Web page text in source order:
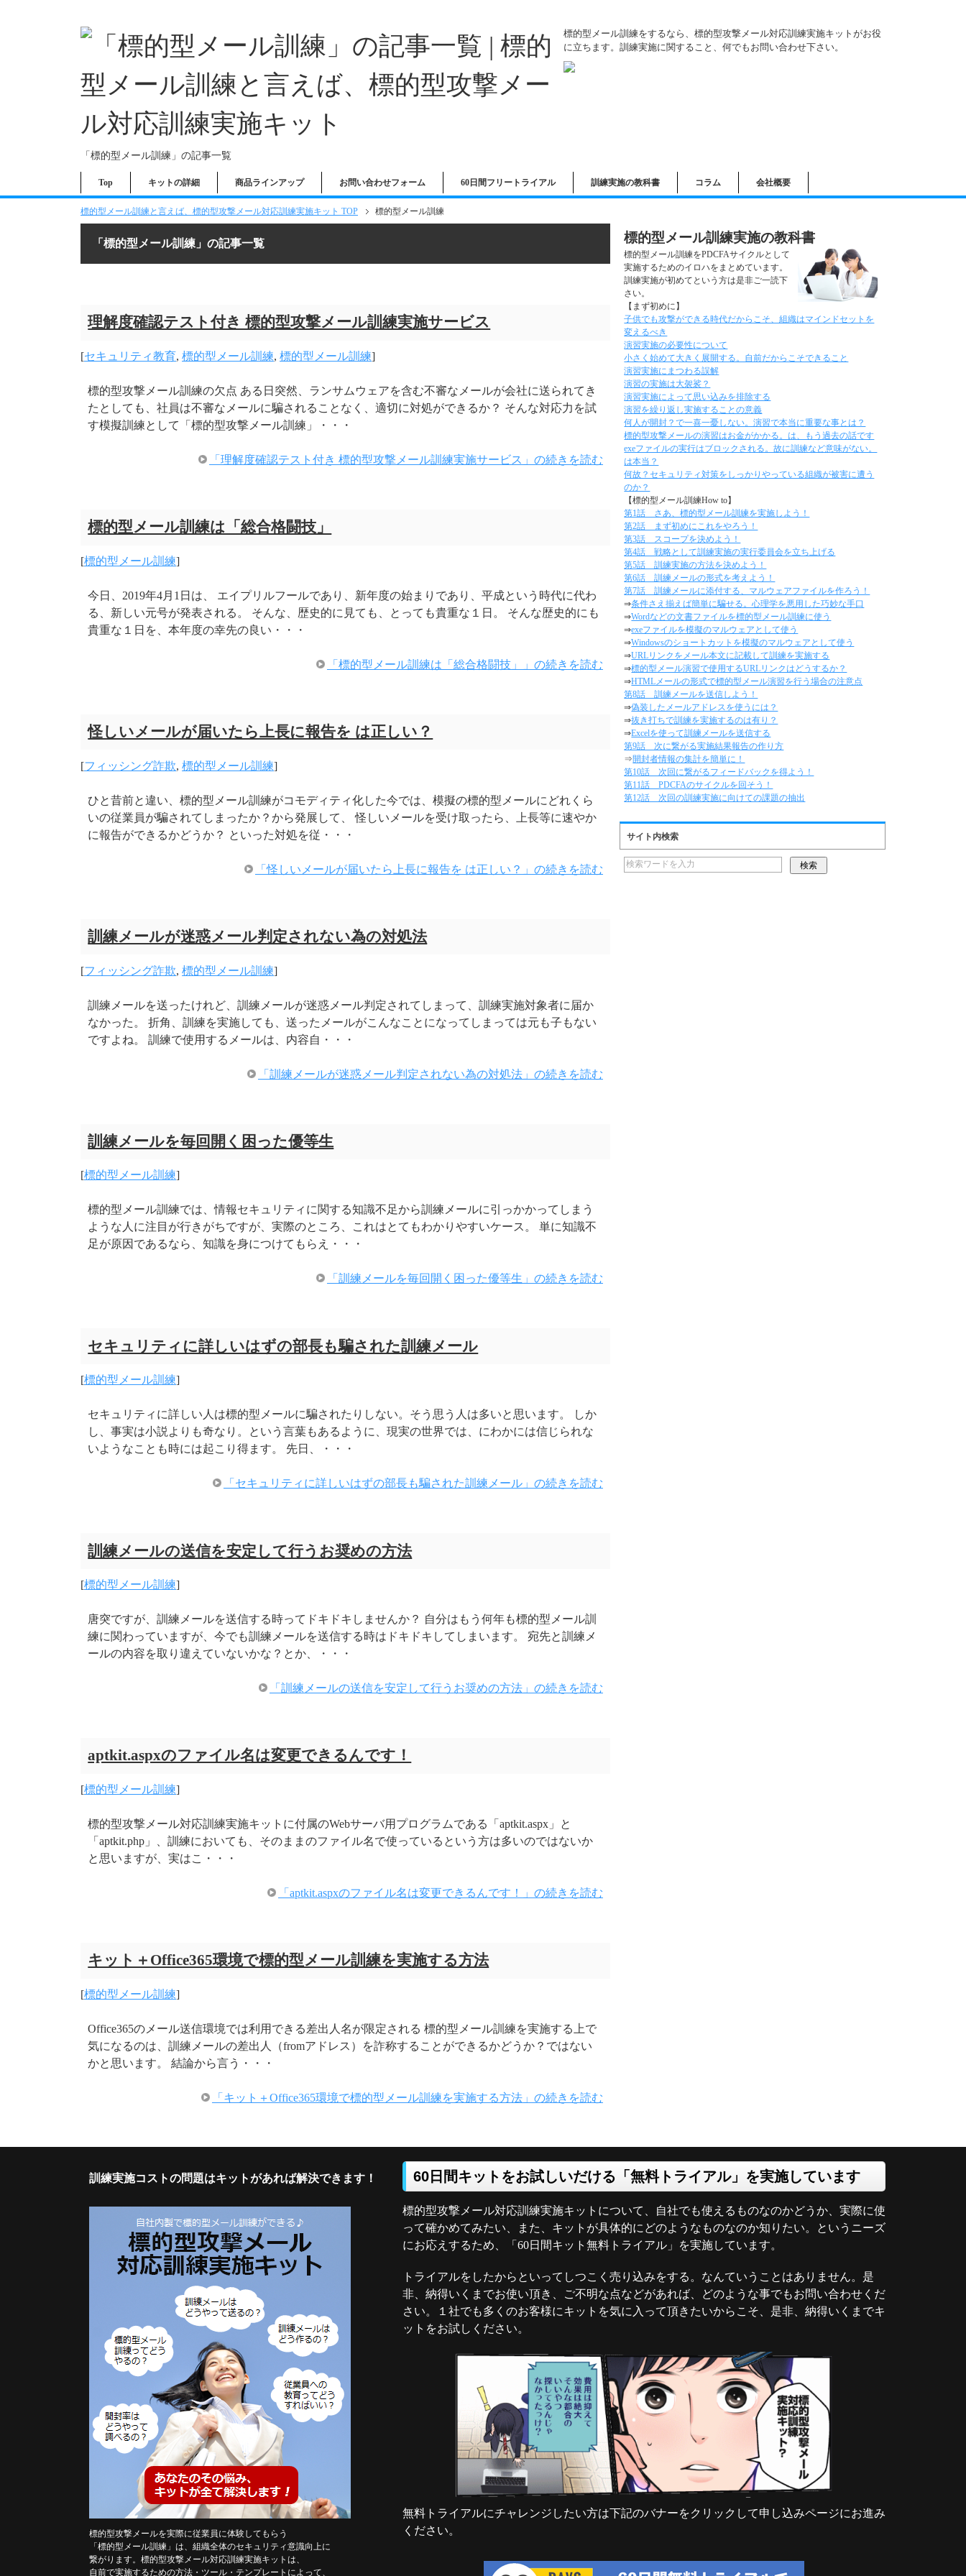
「標的型メール訓練」の記事一覧
標的型メール訓練をするなら、標的型攻撃メール対応訓練実施キットがお役
に立ちます。訓練実施に関すること、何でもお問い合わせ下さい。
Top キットの詳細 商品ラインアップ お問い合わせフォーム 60日間フリートライアル 訓練実施の教科書 コラム 会社概要
標的型メール訓練と言えば、標的型攻撃メール対応訓練実施キット TOP 標的型メール訓練
「標的型メール訓練」の記事一覧
理解度確認テスト付き 標的型攻撃メール訓練実施サービス
[セキュリティ教育, 標的型メール訓練, 標的型メール訓練]
標的型攻撃メール訓練の欠点 ある日突然、ランサムウェアを含む不審なメールが会社に送られてき
たとしても、社員は不審なメールに騙されることなく、適切に対処ができるか？ そんな対応力を試
す模擬訓練として「標的型攻撃メール訓練」・・・
「理解度確認テスト付き 標的型攻撃メール訓練実施サービス」の続きを読む
標的型メール訓練は「総合格闘技」
[標的型メール訓練]
今日、2019年4月1日は、 エイプリルフールであり、新年度の始まりであり、平成という時代に代わ
る、新しい元号が発表される。 そんな、歴史的に見ても、とっても貴重な１日。 そんな歴史的にも
貴重な１日を、本年度の幸先の良い・・・
「標的型メール訓練は「総合格闘技」」の続きを読む
怪しいメールが届いたら上長に報告を は正しい？
[フィッシング詐欺, 標的型メール訓練]
ひと昔前と違い、標的型メール訓練がコモディティ化した今では、模擬の標的型メールにどれくら
いの従業員が騙されてしまったか？から発展して、 怪しいメールを受け取ったら、上長等に速やか
に報告ができるかどうか？ といった対処を従・・・
「怪しいメールが届いたら上長に報告を は正しい？」の続きを読む
訓練メールが迷惑メール判定されない為の対処法
[フィッシング詐欺, 標的型メール訓練]
訓練メールを送ったけれど、訓練メールが迷惑メール判定されてしまって、訓練実施対象者に届か
なかった。 折角、訓練を実施しても、送ったメールがこんなことになってしまっては元も子もない
ですよね。 訓練で使用するメールは、内容自・・・
「訓練メールが迷惑メール判定されない為の対処法」の続きを読む
訓練メールを毎回開く困った優等生
[標的型メール訓練]
標的型メール訓練では、情報セキュリティに関する知識不足から訓練メールに引っかかってしまう
ような人に注目が行きがちですが、実際のところ、これはとてもわかりやすいケース。 単に知識不
足が原因であるなら、知識を身につけてもらえ・・・
「訓練メールを毎回開く困った優等生」の続きを読む
セキュリティに詳しいはずの部長も騙された訓練メール
[標的型メール訓練]
セキュリティに詳しい人は標的型メールに騙されたりしない。そう思う人は多いと思います。 しか
し、事実は小説よりも奇なり。という言葉もあるように、現実の世界では、にわかには信じられな
いようなことも時には起こり得ます。 先日、・・・
「セキュリティに詳しいはずの部長も騙された訓練メール」の続きを読む
訓練メールの送信を安定して行うお奨めの方法
[標的型メール訓練]
唐突ですが、訓練メールを送信する時ってドキドキしませんか？ 自分はもう何年も標的型メール訓
練に関わっていますが、今でも訓練メールを送信する時はドキドキしてしまいます。 宛先と訓練メ
ールの内容を取り違えていないかな？とか、・・・
「訓練メールの送信を安定して行うお奨めの方法」の続きを読む
aptkit.aspxのファイル名は変更できるんです！
[標的型メール訓練]
標的型攻撃メール対応訓練実施キットに付属のWebサーバ用プログラムである「aptkit.aspx」と
「aptkit.php」、訓練においても、そのままのファイル名で使っているという方は多いのではないか
と思いますが、実はこ・・・
「aptkit.aspxのファイル名は変更できるんです！」の続きを読む
キット＋Office365環境で標的型メール訓練を実施する方法
[標的型メール訓練]
Office365のメール送信環境では利用できる差出人名が限定される 標的型メール訓練を実施する上で
気になるのは、訓練メールの差出人（fromアドレス）を詐称することができるかどうか？ではない
かと思います。 結論から言う・・・
「キット＋Office365環境で標的型メール訓練を実施する方法」の続きを読む
標的型メール訓練実施の教科書
標的型メール訓練をPDCFAサイクルとして
実施するためのイロハをまとめています。
訓練実施が初めてという方は是非ご一読下
さい。
【まず初めに】
子供でも攻撃ができる時代だからこそ、組織はマインドセットを
変えるべき
演習実施の必要性について
小さく始めて大きく展開する。自前だからこそできること
演習実施にまつわる誤解
演習の実施は大袈裟？
演習実施によって思い込みを排除する
演習を繰り返し実施することの意義
何人が開封？で一喜一憂しない。演習で本当に重要な事とは？
標的型攻撃メールの演習はお金がかかる。は、もう過去の話です
exeファイルの実行はブロックされる。故に訓練など意味がない。
は本当？
何故？セキュリティ対策をしっかりやっている組織が被害に遭う
のか？
【標的型メール訓練How to】
第1話 さあ、標的型メール訓練を実施しよう！
第2話 まず初めにこれをやろう！
第3話 スコープを決めよう！
第4話 戦略として訓練実施の実行委員会を立ち上げる
第5話 訓練実施の方法を決めよう！
第6話 訓練メールの形式を考えよう！
第7話 訓練メールに添付する、マルウェアファイルを作ろう！
⇒条件さえ揃えば簡単に騙せる。心理学を悪用した巧妙な手口
⇒Wordなどの文書ファイルを標的型メール訓練に使う
⇒exeファイルを模擬のマルウェアとして使う
⇒Windowsのショートカットを模擬のマルウェアとして使う
⇒URLリンクをメール本文に記載して訓練を実施する
⇒標的型メール演習で使用するURLリンクはどうするか？
⇒HTMLメールの形式で標的型メール演習を行う場合の注意点
第8話 訓練メールを送信しよう！
⇒偽装したメールアドレスを使うには？
⇒抜き打ちで訓練を実施するのは有り？
⇒Excelを使って訓練メールを送信する
第9話 次に繋がる実施結果報告の作り方
⇒開封者情報の集計を簡単に！
第10話 次回に繋がるフィードバックを得よう！
第11話 PDCFAのサイクルを回そう！
第12話 次回の訓練実施に向けての課題の抽出
サイト内検索
訓練実施コストの問題はキットがあれば解決できます！
標的型攻撃メールを実際に従業員に体験してもらう
「標的型メール訓練」は、組織全体のセキュリティ意識向上に
繋がります。標的型攻撃メール対応訓練実施キットは、
自前で実施するための方法・ツール・テンプレートによって、
60日間キットをお試しいだける「無料トライアル」を実施しています
標的型攻撃メール対応訓練実施キットについて、自社でも使えるものなのかどうか、実際に使
って確かめてみたい、また、キットが具体的にどのようなものなのか知りたい。というニーズ
にお応えするため、「60日間キット無料トライアル」を実施しています。
トライアルをしたからといってしつこく売り込みをする。なんていうことはありません。是
非、納得いくまでお使い頂き、ご不明な点などがあれば、どのような事でもお問い合わせくだ
さい。１社でも多くのお客様にキットを気に入って頂きたいからこそ、是非、納得いくまでキ
ットをお試しください。
無料トライアルにチャレンジしたい方は下記のバナーをクリックして申し込みページにお進み
ください。